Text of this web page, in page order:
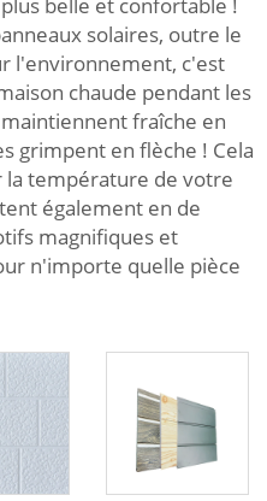
solaires, outre le
l'environnement, c'est
chaude pendant les
fraîche en
grimpent en flèche ! Cela
température de votre
également en de
magnifiques et
n'importe quelle pièce